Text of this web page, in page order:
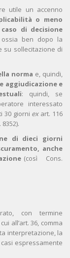
utile un accenno
o meno
di decisione
ben dopo la
su sollecitazione di
norma e, quindi,
aggiudicazione e
: quindi, se
interessato
30 giorni exart. 116
di dieci giorni
anche
(così Cons.
con termine
all’art. 36, comma
interpretazione, la
espressamente